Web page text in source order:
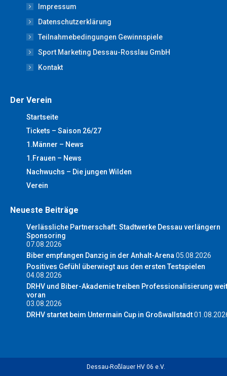
new
window
in
new
window
in
new
window
in
new
window
new
window
Impressum
Datenschutzerklärung
Teilnahmebedingungen Gewinnspiele
Sport Marketing Dessau-Rosslau GmbH
Kontakt
Der Verein
Startseite
Tickets – Saison 26/27
1.Männer – News
1.Frauen – News
Nachwuchs – Die jungen Wilden
Verein
Neueste Beiträge
Verlässliche Partnerschaft: Stadtwerke Dessau verlängern
Sponsoring
07.08.2026
Biber empfangen Danzig in der Anhalt-Arena 05.08.2026
Positives Gefühl überwiegt aus den ersten Testspielen
04.08.2026
DRHV und Biber-Akademie treiben Professionalisierung
voran
03.08.2026
DRHV startet beim Untermain Cup in Großwallstadt
Dessau-Roßlauer HV 06 e.V.